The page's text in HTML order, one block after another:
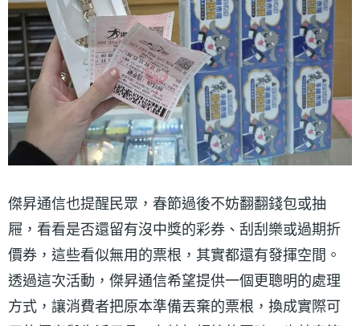
傑昇通信也提醒民眾，春節過後不妨翻翻錢包或抽
屜，看看是否還留有沒中獎的彩券、刮刮樂或過期折
價券，這些看似無用的票根，其實都還有發揮空間。
透過這次活動，傑昇通信希望提供一個更聰明的處理
方式，讓消費者把原本準備丟棄的票根，換成實際可